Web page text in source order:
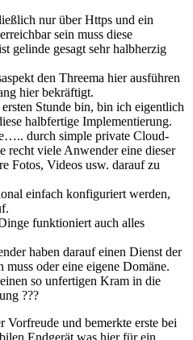
nur über Https und ein
sein muss diese
gelinde gesagt sehr halbherzig
den Threema hier ausführen
hier bekräftigt.
Stunde bin, bin ich eigentlich
halbfertige Implementierung.
durch simple private Cloud-
recht viele Anwender eine dieser
Fotos, Videos usw. darauf zu
einfach konfiguriert werden,
funktioniert auch alles
haben darauf einen Dienst der
muss oder eine eigene Domäne.
so unfertigen Kram in die
???
Vorfreude und bemerkte erste bei
Endgerät was hier für ein